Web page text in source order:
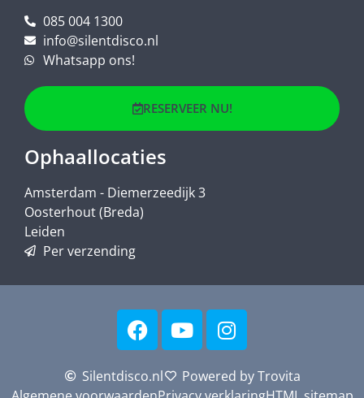
085 004 1300
info@silentdisco.nl
Whatsapp ons!
RESERVEER NU!
Ophaallocaties
Amsterdam - Diemerzeedijk 3
Oosterhout (Breda)
Leiden
Per verzending
Silentdisco.nl
Powered by Trovita